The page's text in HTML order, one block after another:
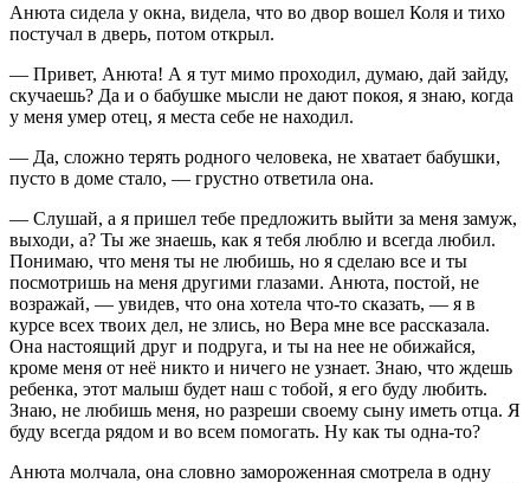
Анюта сидела у окна, видела, что во двор вошел Коля и тихо
постучал в дверь, потом открыл.
— Привет, Анюта! А я тут мимо проходил, думаю, дай зайду,
скучаешь? Да и о бабушке мысли не дают покоя, я знаю, когда
у меня умер отец, я места себе не находил.
— Да, сложно терять родного человека, не хватает бабушки,
пусто в доме стало, — грустно ответила она.
— Слушай, а я пришел тебе предложить выйти за меня замуж,
выходи, а? Ты же знаешь, как я тебя люблю и всегда любил.
Понимаю, что меня ты не любишь, но я сделаю все и ты
посмотришь на меня другими глазами. Анюта, постой, не
возражай, — увидев, что она хотела что-то сказать, — я в
курсе всех твоих дел, не злись, но Вера мне все рассказала.
Она настоящий друг и подруга, и ты на нее не обижайся,
кроме меня от неё никто и ничего не узнает. Знаю, что ждешь
ребенка, этот малыш будет наш с тобой, я его буду любить.
Знаю, не любишь меня, но разреши своему сыну иметь отца. Я
буду всегда рядом и во всем помогать. Ну как ты одна-то?
Анюта молчала, она словно замороженная смотрела в одну